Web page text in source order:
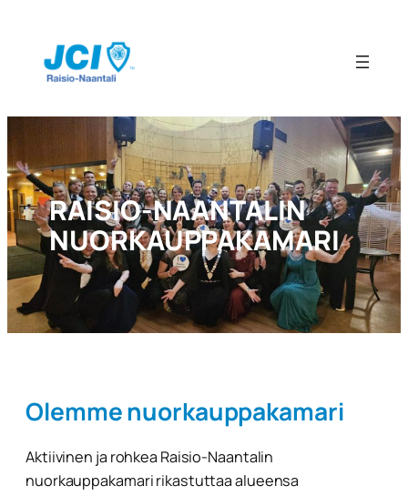
RAISIO-NAANTALIN
NUORKAUPPAKAMARI
Olemme nuorkauppakamari
Aktiivinen ja rohkea Raisio-Naantalin
nuorkauppakamari rikastuttaa alueensa